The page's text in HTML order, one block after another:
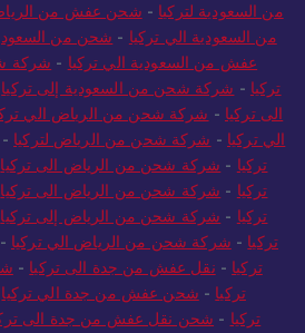
من السعودية لتركيا - شحن عفش من
من السعودية الي تركيا - شحن من
عفش من السعودية الي تركيا - شركة
تركيا - شركة شحن من السعودية إلى تركيا
الى تركيا - شركة شحن من الرياض الي
الي تركيا - شركة شحن من الرياض لتركيا -
تركيا - شركة شحن من الرياض الى تركيا
تركيا - شركة شحن من الرياض الى تركيا
تركيا - شركة شحن من الرياض إلى تركيا
تركيا - شركة شحن من الرياض الي تركيا -
تركيا - نقل عفش من جدة الى تركيا -
تركيا - شحن عفش من جدة الي تركيا
تركيا - شحن نقل عفش من جدة الى